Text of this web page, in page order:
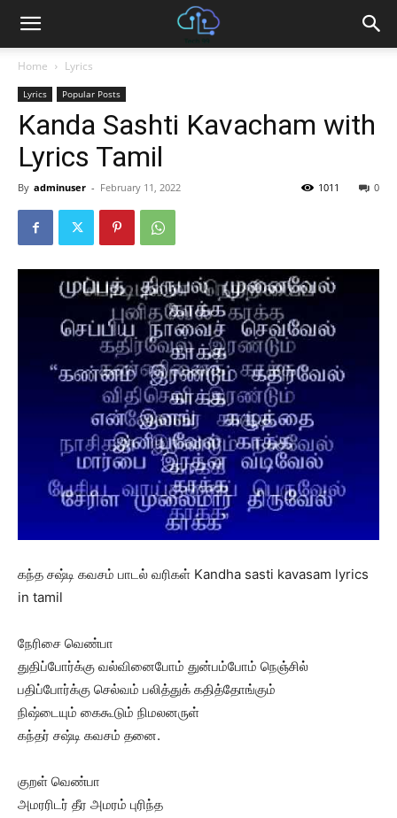
Home Lyrics
Lyrics Popular Posts
Kanda Sashti Kavacham with
Lyrics Tamil
By adminuser - February 11, 2022 0
1011
கந்த சஷ்டி கவசம் பாடல் வரிகள் Kandha sasti kavasam lyrics
in tamil
நேரிசை வெண்பா
துதிப்போர்க்கு வல்வினைபோம் துன்பம்போம் நெஞ்சில்
பதிப்போர்க்கு செல்வம் பலித்துக் கதித்தோங்கும்
நிஷ்டையும் கைகூடும் நிமலனருள்
கந்தர் சஷ்டி கவசம் தனை.
குறள் வெண்பா
அமரரிடர் தீர அமரம் புரிந்த